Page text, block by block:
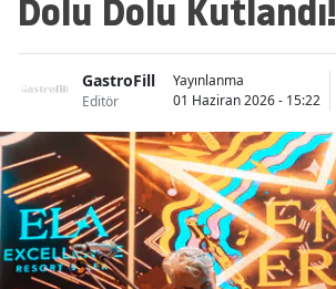
Dolu Dolu Kutlandı!
GastroFill
Editör
Yayınlanma
01 Haziran 2026 - 15:22